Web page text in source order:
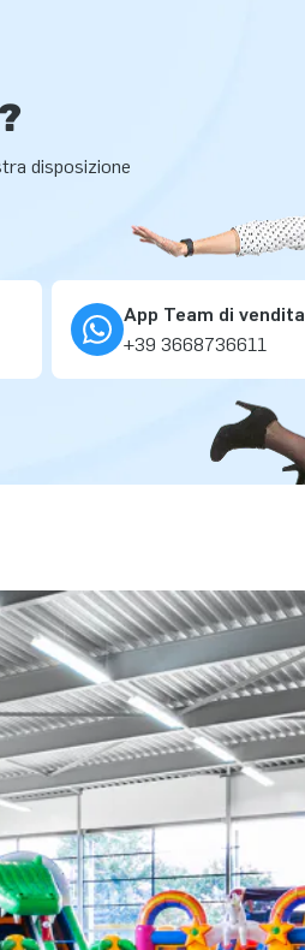
disposizione
App Team di vendita
+39 3668736611